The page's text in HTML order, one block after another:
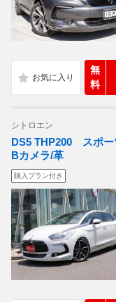
無
料
シトロエン
DS5 THP200 スポー
Bカメラ/革
購入プラン付き